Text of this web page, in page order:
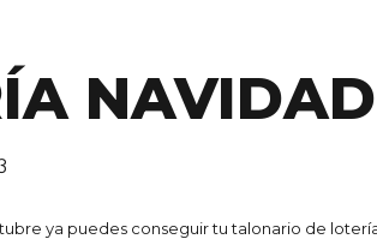
ya puedes conseguir tu talonario de